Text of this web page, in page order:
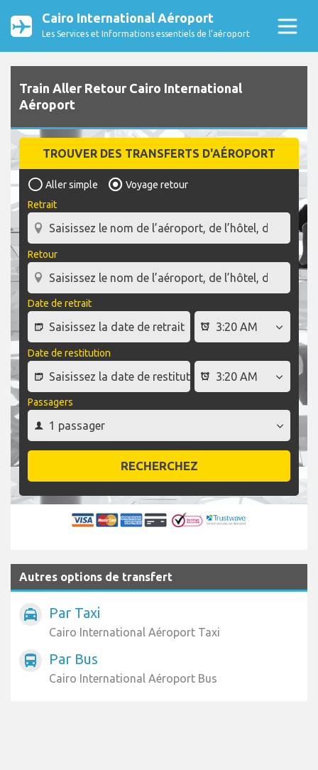
Cairo International Aéroport
Les Services et Informations essentiels de l’aéroport
Train Aller Retour Cairo International
Aéroport
TROUVER DES TRANSFERTS D'AÉROPORT
Aller simple
Voyage retour
Retrait
Retour
Date de retrait
Date de restitution
Passagers
RECHERCHEZ
Autres options de transfert
local_taxi Par Taxi
Cairo International Aéroport Taxi
directions_bus Par Bus
Cairo International Aéroport Bus